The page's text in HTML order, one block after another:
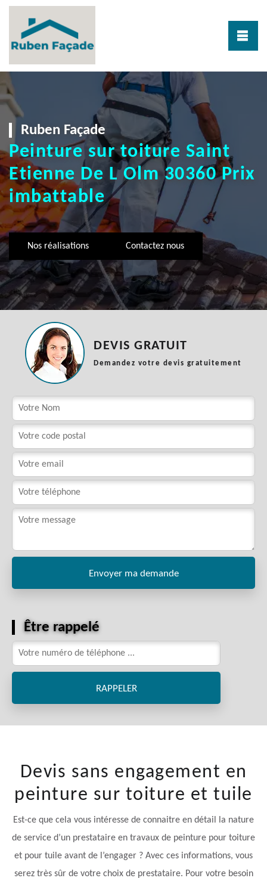
Ruben Façade
Peinture sur toiture Saint
Etienne De L Olm 30360 Prix
imbattable
Nos réalisations Contactez nous
DEVIS GRATUIT
Demandez votre devis gratuitement
Être rappelé
Devis sans engagement en
peinture sur toiture et tuile
Est-ce que cela vous intéresse de connaitre en détail la nature
de service d’un prestataire en travaux de peinture pour toiture
et pour tuile avant de l’engager ? Avec ces informations, vous
serez très sûr de votre choix de prestataire. Pour votre besoin